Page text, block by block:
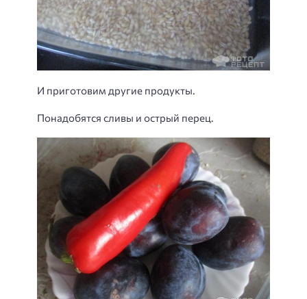
И приготовим другие продукты.
Понадобятся сливы и острый перец.